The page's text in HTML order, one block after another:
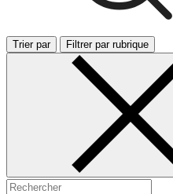
Trier par Filtrer par rubrique